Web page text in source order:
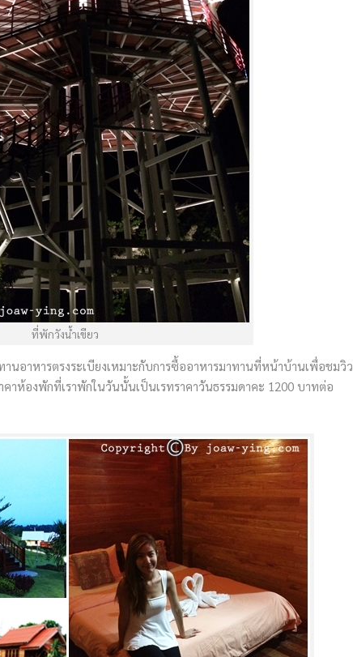
ที่พักวังน้ำเขียว
อาหารตรงระเบียงเหมาะกับการซื้ออาหารมาทานที่หน้าบ้านเพื่อชมวิ
าห้องพักที่เราพักในวันนั้นเป็นเรทราคาวันธรรมดาคะ 1200 บาทต่อ